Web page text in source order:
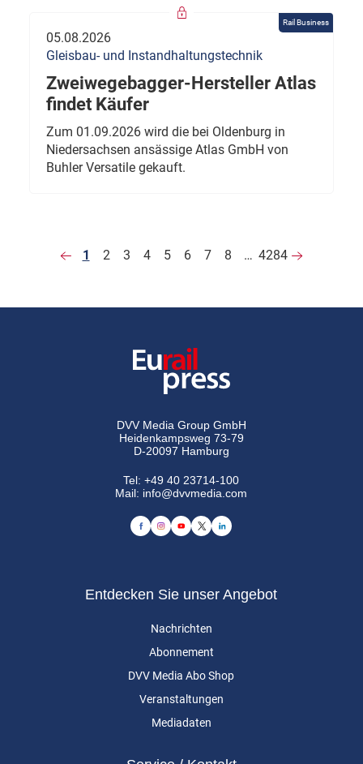
Rail Business
05.08.2026
Gleisbau- und Instandhaltungstechnik
Zweiwegebagger-Hersteller Atlas
findet Käufer
Zum 01.09.2026 wird die bei Oldenburg in
Niedersachsen ansässige Atlas GmbH von
Buhler Versatile gekauft.
1 2 3 4 5 6 7 8 … 4284
DVV Media Group GmbH
Heidenkampsweg 73-79
D-20097 Hamburg
Tel:+49 40 23714-100
Mail: info@dvvmedia.com
Entdecken Sie unser Angebot
Nachrichten
Abonnement
DVV Media Abo Shop
Veranstaltungen
Mediadaten